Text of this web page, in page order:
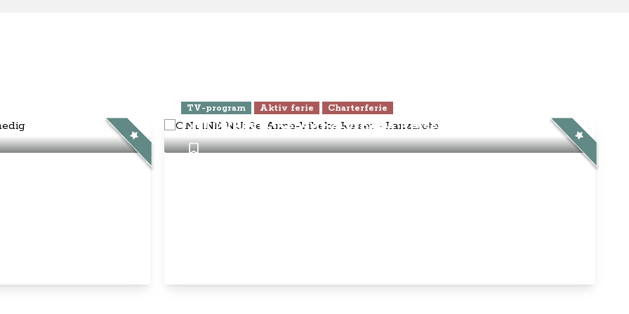
TV-program Aktiv ferie Charterferie
ONLINE NU: Se Anne-Vibeke Rejser - Lanzarote